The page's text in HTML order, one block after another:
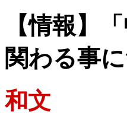
【情報】
関わる事
和文